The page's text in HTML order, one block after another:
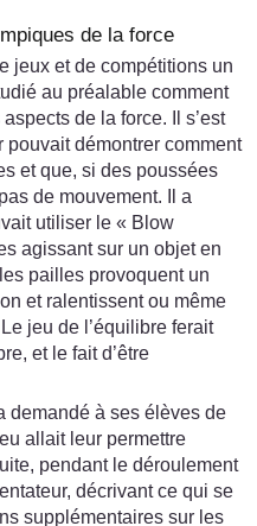
de la force
jeux et de compétitions un
au préalable comment
de la force. Il s’est
pouvait démontrer comment
et que, si des poussées
de mouvement. Il a
utiliser le « Blow
agissant sur un objet en
pailles provoquent un
et ralentissent ou même
jeu de l’équilibre ferait
et le fait d’être
demandé à ses élèves de
allait leur permettre
pendant le déroulement
décrivant ce qui se
supplémentaires sur les